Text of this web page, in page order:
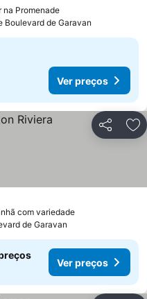
Promenade
Boulevard de Garavan
Ver preços
Partilhar
com variedade
de Garavan
Ver preços